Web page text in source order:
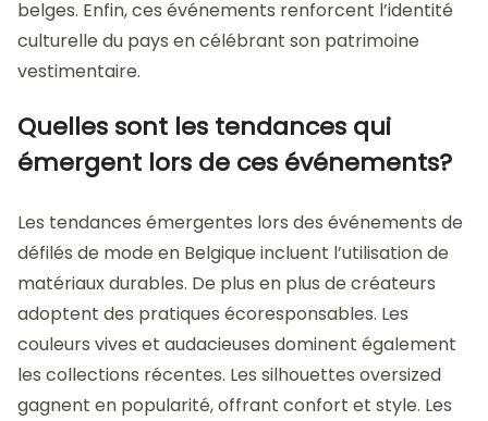
belges. Enfin, ces événements renforcent l’identité
culturelle du pays en célébrant son patrimoine
vestimentaire.
Quelles sont les tendances qui
émergent lors de ces événements?
Les tendances émergentes lors des événements de
défilés de mode en Belgique incluent l’utilisation de
matériaux durables. De plus en plus de créateurs
adoptent des pratiques écoresponsables. Les
couleurs vives et audacieuses dominent également
les collections récentes. Les silhouettes oversized
gagnent en popularité, offrant confort et style. Les